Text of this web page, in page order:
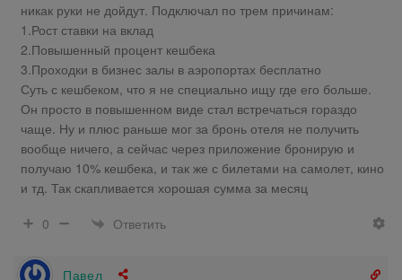
никак руки не дойдут. Подключал по трем причинам:
1.Рост ставки на вклад
2.Повышенный процент кешбека
3.Проходки в бизнес залы в аэропортах бесплатно
Суть с кешбеком, что я не специально ищу где его больше.
Он просто в повышенном виде стал встречаться гораздо
чаще. Ну и плюс раньше мог за бронь отеля не получить
вообще ничего, а сейчас через приложение бронирую и
получаю 10% кешбека, и так же с билетами на самолет, кино
и тд. Так скапливается хорошая сумма за месяц
0
Ответить
Павел